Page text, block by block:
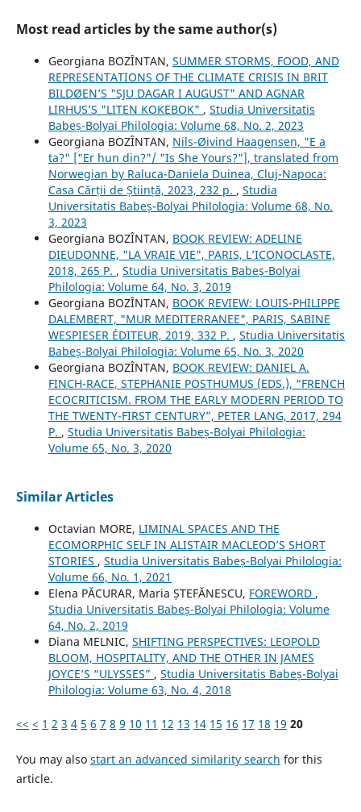
Most read articles by the same author(s)
Georgiana BOZÎNTAN, SUMMER STORMS, FOOD, AND
REPRESENTATIONS OF THE CLIMATE CRISIS IN BRIT
BILDØEN’S "SJU DAGAR I AUGUST" AND AGNAR
LIRHUS’S "LITEN KOKEBOK" , Studia Universitatis
Babeș-Bolyai Philologia: Volume 68, No. 2, 2023
Georgiana BOZÎNTAN, Nils-Øivind Haagensen, "E a
ta?" ["Er hun din?"/ "Is She Yours?"], translated from
Norwegian by Raluca-Daniela Duinea, Cluj-Napoca:
Casa Cărții de Știință, 2023, 232 p. , Studia
Universitatis Babeș-Bolyai Philologia: Volume 68, No.
3, 2023
Georgiana BOZÎNTAN, BOOK REVIEW: ADELINE
DIEUDONNE, "LA VRAIE VIE", PARIS, L’ICONOCLASTE,
2018, 265 P. , Studia Universitatis Babeș-Bolyai
Philologia: Volume 64, No. 3, 2019
Georgiana BOZÎNTAN, BOOK REVIEW: LOUIS-PHILIPPE
DALEMBERT, "MUR MEDITERRANEE", PARIS, SABINE
WESPIESER ÉDITEUR, 2019, 332 P. , Studia Universitatis
Babeș-Bolyai Philologia: Volume 65, No. 3, 2020
Georgiana BOZÎNTAN, BOOK REVIEW: DANIEL A.
FINCH-RACE, STEPHANIE POSTHUMUS (EDS.), “FRENCH
ECOCRITICISM. FROM THE EARLY MODERN PERIOD TO
THE TWENTY-FIRST CENTURY”, PETER LANG, 2017, 294
P. , Studia Universitatis Babeș-Bolyai Philologia:
Volume 65, No. 3, 2020
Similar Articles
Octavian MORE, LIMINAL SPACES AND THE
ECOMORPHIC SELF IN ALISTAIR MACLEOD’S SHORT
STORIES , Studia Universitatis Babeș-Bolyai Philologia:
Volume 66, No. 1, 2021
Elena PĂCURAR, Maria ȘTEFĂNESCU, FOREWORD ,
Studia Universitatis Babeș-Bolyai Philologia: Volume
64, No. 2, 2019
Diana MELNIC, SHIFTING PERSPECTIVES: LEOPOLD
BLOOM, HOSPITALITY, AND THE OTHER IN JAMES
JOYCE’S “ULYSSES” , Studia Universitatis Babeș-Bolyai
Philologia: Volume 63, No. 4, 2018
<< < 1 2 3 4 5 6 7 8 9 10 11 12 13 14 15 16 17 18 19 20
You may also start an advanced similarity search for this
article.